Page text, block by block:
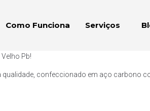
Como Funciona Serviços
Pb!
confeccionado em aço carbono